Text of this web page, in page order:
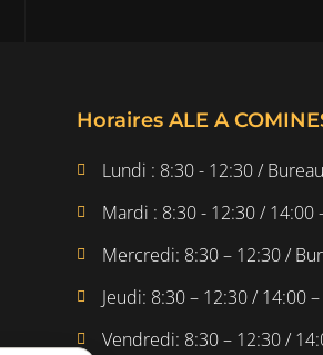
Horaires ALE A
Lundi : 8:30 - 12:30 /
Mardi : 8:30 - 12:30 / 14:00
Mercredi: 8:30 – 12:30 /
Jeudi: 8:30 – 12:30 / 14:00
Vendredi: 8:30 – 12:30 /